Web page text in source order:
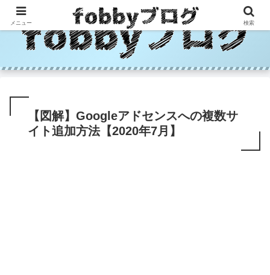
【図解】Googleアドセンスへの複数サ
イト追加方法【2020年7月】
メニュー 検索